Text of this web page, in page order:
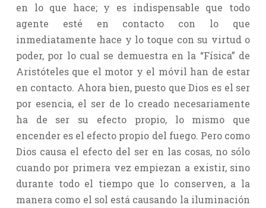
en lo que hace; y es indispensable que todo
agente esté en contacto con lo que
inmediatamente hace y lo toque con su virtud o
poder, por lo cual se demuestra en la “Física” de
Aristóteles que el motor y el móvil han de estar
en contacto. Ahora bien, puesto que Dios es el ser
por esencia, el ser de lo creado necesariamente
ha de ser su efecto propio, lo mismo que
encender es el efecto propio del fuego. Pero como
Dios causa el efecto del ser en las cosas, no sólo
cuando por primera vez empiezan a existir, sino
durante todo el tiempo que lo conserven, a la
manera como el sol está causando la iluminación